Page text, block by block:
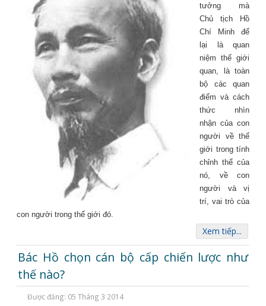
tưởng mà
Chủ tịch Hồ
Chí Minh để
lại là quan
niệm thế giới
quan, là toàn
bộ các quan
điểm và cách
thức nhìn
nhận của con
người về thế
giới trong tính
chỉnh thể của
nó, về con
người và vị
trí, vai trò của
con người trong thế giới đó.
Xem tiếp...
Bác Hồ chọn cán bộ cấp chiến lược như
thế nào?
Được đăng: 05 Tháng 3 2014